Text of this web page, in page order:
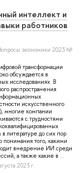
интеллект и
работников
экономики 2023 №
трансформации
обсуждается в
исследованиях. В
распространения
искусственного
многие компании
с трудностями
в литературе до сих пор
понимания того, какими
внедрение ИИ среди
а также какие в ...
2023 г.